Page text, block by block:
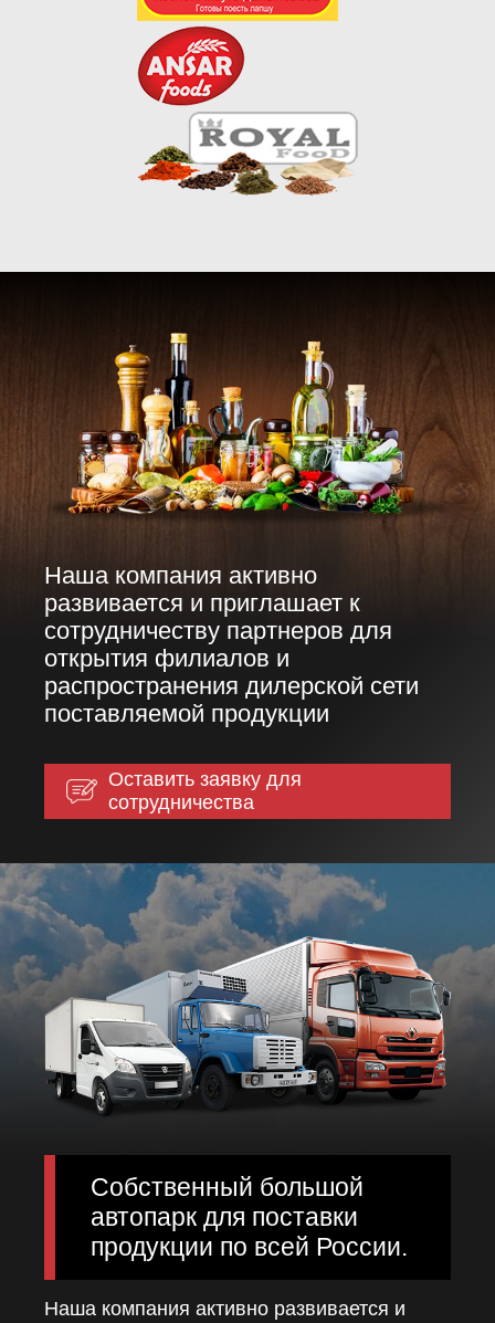
Наша компания активно
развивается и приглашает к
сотрудничеству партнеров для
открытия филиалов и
распространения дилерской сети
поставляемой продукции
Оставить заявку для
сотрудничества
Собственный большой
автопарк для поставки
продукции по всей России.
Наша компания активно развивается и